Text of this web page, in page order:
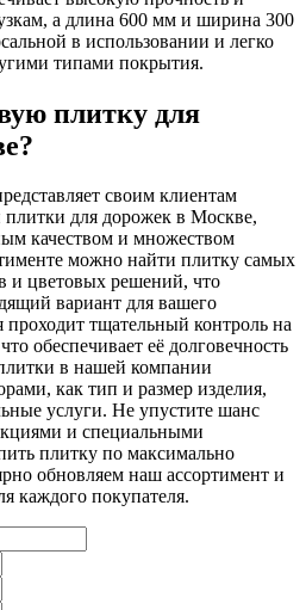
а длина 600 мм и ширина 300
в использовании и легко
типами покрытия.
плитку для
своим клиентам
для дорожек в Москве,
качеством и множеством
можно найти плитку самых
и цветовых решений, что
вариант для вашего
тщательный контроль на
обеспечивает её долговечность
в нашей компании
как тип и размер изделия,
услуги. Не упустите шанс
и специальными
плитку по максимально
обновляем наш ассортимент и
каждого покупателя.